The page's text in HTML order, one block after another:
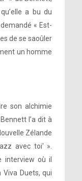
a bu du
« Est-
de se saoûler
un homme
son alchimie
l’a dit à
Zélande
avec toi' ».
interview où il
Duets, qui